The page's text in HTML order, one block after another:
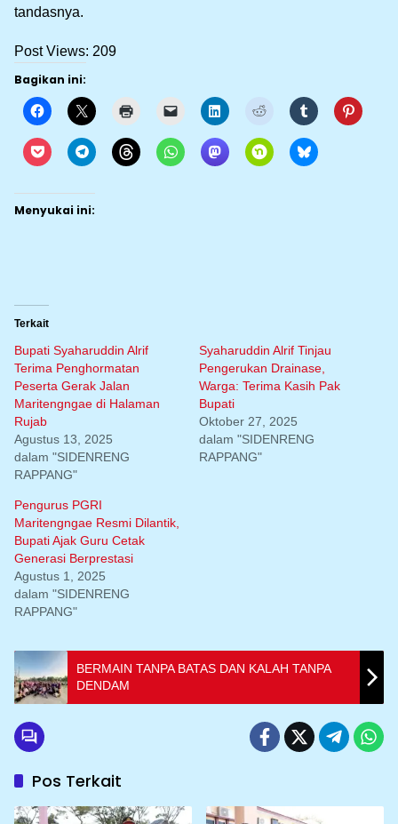
tandasnya.
Post Views: 209
Bagikan ini:
Menyukai ini:
Terkait
Bupati Syaharuddin Alrif
Terima Penghormatan
Peserta Gerak Jalan
Maritengngae di Halaman
Rujab
Agustus 13, 2025
dalam "SIDENRENG
RAPPANG"
Syaharuddin Alrif Tinjau
Pengerukan Drainase,
Warga: Terima Kasih Pak
Bupati
Oktober 27, 2025
dalam "SIDENRENG
RAPPANG"
Pengurus PGRI
Maritengngae Resmi Dilantik,
Bupati Ajak Guru Cetak
Generasi Berprestasi
Agustus 1, 2025
dalam "SIDENRENG
RAPPANG"
BERMAIN TANPA BATAS DAN KALAH TANPA
DENDAM
Pos Terkait